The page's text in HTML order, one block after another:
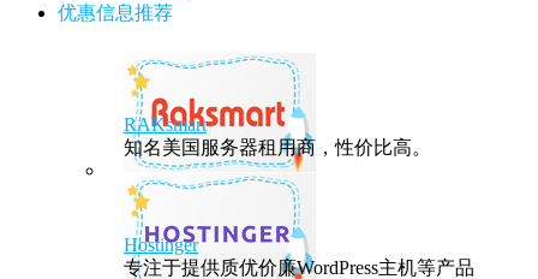
优惠信息推荐
RAKsmart
知名美国服务器租用商，性价比高。
Hostinger
专注于提供质优价廉WordPress主机等产品